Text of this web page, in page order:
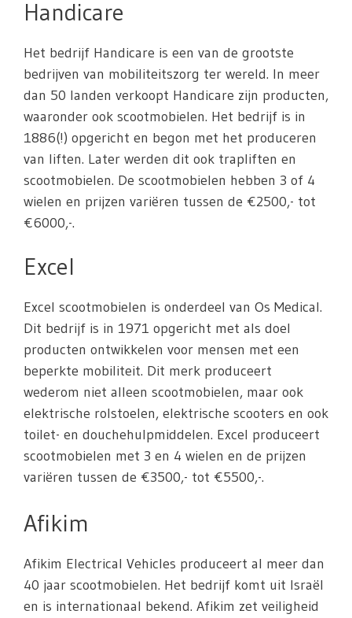
Handicare
Het bedrijf Handicare is een van de grootste
bedrijven van mobiliteitszorg ter wereld. In meer
dan 50 landen verkoopt Handicare zijn producten,
waaronder ook scootmobielen. Het bedrijf is in
1886(!) opgericht en begon met het produceren
van liften. Later werden dit ook trapliften en
scootmobielen. De scootmobielen hebben 3 of 4
wielen en prijzen variëren tussen de €2500,- tot
€6000,-.
Excel
Excel scootmobielen is onderdeel van Os Medical.
Dit bedrijf is in 1971 opgericht met als doel
producten ontwikkelen voor mensen met een
beperkte mobiliteit. Dit merk produceert
wederom niet alleen scootmobielen, maar ook
elektrische rolstoelen, elektrische scooters en ook
toilet- en douchehulpmiddelen. Excel produceert
scootmobielen met 3 en 4 wielen en de prijzen
variëren tussen de €3500,- tot €5500,-.
Afikim
Afikim Electrical Vehicles produceert al meer dan
40 jaar scootmobielen. Het bedrijf komt uit Israël
en is internationaal bekend. Afikim zet veiligheid